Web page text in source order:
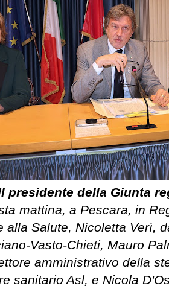
presidente della Giunta
mattina, a Pescara, in
alla Salute, Nicoletta Verì,
Vasto-Chieti, Mauro
amministrativo della
sanitario Asl, e Nicola